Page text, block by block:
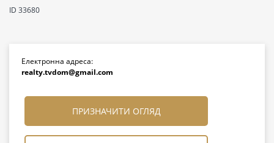
ID 33680
Електронна адреса:
realty.tvdom@gmail.com
ПРИЗНАЧИТИ ОГЛЯД